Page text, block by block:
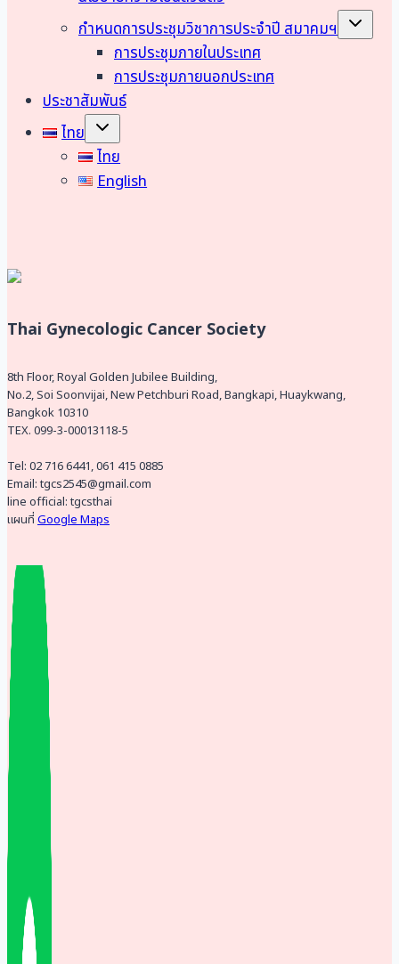
ตาริ
อิเลค
ทริค
จำกัด
กำหนดการประชุมวิชาการประจำปี สมาคมฯ
Toggle
child
การประชุมภายในประเทศ
การประชุมภายนอกประเทศ
ประชาสัมพันธ์
ไทย
Toggle
child
menu
ไทย
English
Thai Gynecologic Cancer Society
8th Floor, Royal Golden Jubilee Building,
No.2, Soi Soonvijai, New Petchburi Road, Bangkapi, Huaykwang,
Bangkok 10310
TEX. 099-3-00013118-5
Tel: 02 716 6441, 061 415 0885
Email: tgcs2545@gmail.com
line official: tgcsthai
แผนที่ Google Maps